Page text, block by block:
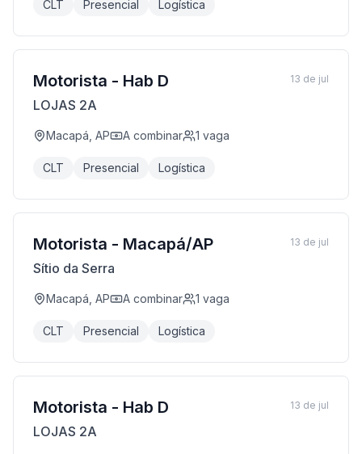
CLT Presencial Logística
Motorista - Hab D
LOJAS 2A
Macapá, AP A combinar 1 vaga
CLT Presencial Logística
13 de jul
Motorista - Macapá/AP
Sítio da Serra
Macapá, AP A combinar 1 vaga
CLT Presencial Logística
13 de jul
Motorista - Hab D
LOJAS 2A
13 de jul